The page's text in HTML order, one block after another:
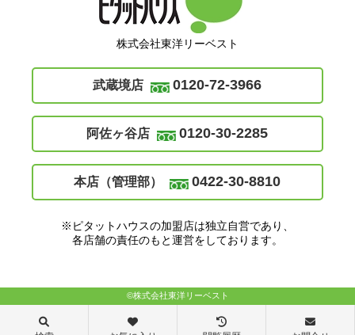
株式会社東洋リーベスト
武蔵境店 0120-72-3966
阿佐ヶ谷店 0120-30-2285
本店（管理部） 0422-30-8810
※ピタットハウスの加盟店は独立自営であり、
各店舗の責任のもと運営をしております。
©株式会社東洋リーベスト